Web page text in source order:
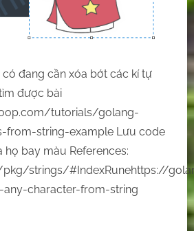
words
or
characters
a
Golang.
đang cần xóa bớt các kí tự
được bài
tutorials/golang-
from-string-example Lưu code
họ bay màu References:
strings/#IndexRunehttps://
character-from-string